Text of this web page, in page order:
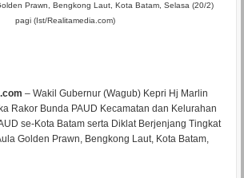
Prawn, Bengkong Laut, Kota Batam, Selasa (20/2)
pagi (Ist/Realitamedia.com)
– Wakil Gubernur (Wagub) Kepri Hj Marlin
Rakor Bunda PAUD Kecamatan dan Kelurahan
se-Kota Batam serta Diklat Berjenjang Tingkat
Golden Prawn, Bengkong Laut, Kota Batam,